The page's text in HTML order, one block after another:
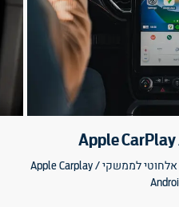
Apple
מערכתמידע ובידור הכוללת חיבור אלחוטי לממשקי Apple Carplay /